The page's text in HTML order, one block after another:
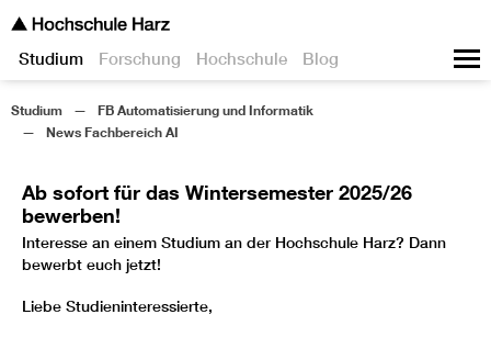
Studium Forschung Hochschule Blog
Studium
FB Automatisierung und Informatik
News Fachbereich AI
Ab sofort für das Wintersemester 2025/26
bewerben!
Interesse an einem Studium an der Hochschule Harz? Dann
bewerbt euch jetzt!
Liebe Studieninteressierte,